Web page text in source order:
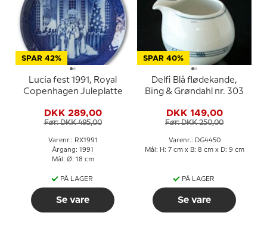
SPAR 42%
Lucia fest 1991, Royal
Copenhagen Juleplatte
DKK 289,00
Før: DKK 495,00
Varenr.: RX1991
Årgang: 1991
Mål: Ø: 18 cm
PÅ LAGER
Se vare
SPAR 40%
Delfi Blå flødekande,
Bing & Grøndahl nr. 303
DKK 149,00
Før: DKK 250,00
Varenr.: DG4450
Mål: H: 7 cm x B: 8 cm x D: 9 cm
PÅ LAGER
Se vare